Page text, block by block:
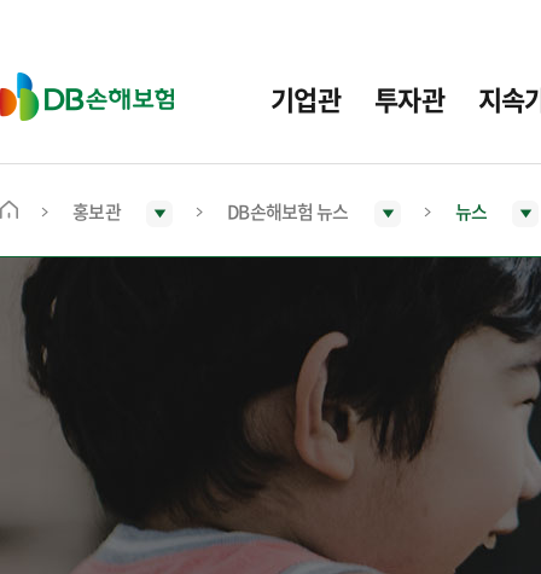
D
B
보
기업관 투자관 지속
메
홍보관 DB손해보험 뉴스 뉴스